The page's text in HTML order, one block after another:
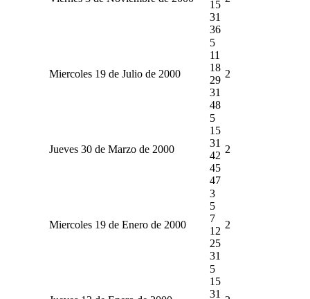
15
31
36
Miercoles 19 de Julio de 2000
5
11
18
29
31
48
2
Jueves 30 de Marzo de 2000
5
15
31
42
45
47
2
Miercoles 19 de Enero de 2000
3
5
7
12
25
31
2
5
15
31